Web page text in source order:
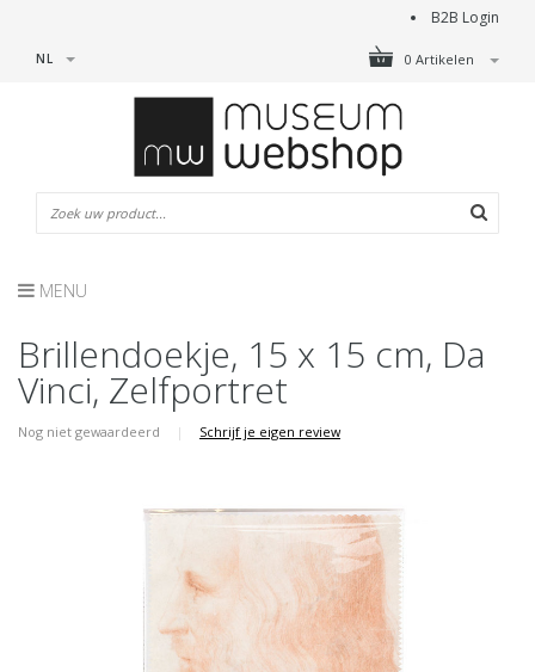
B2B Login
0 Artikelen
NL
MENU
Brillendoekje, 15 x 15 cm, Da
Vinci, Zelfportret
Nog niet gewaardeerd | Schrijf je eigen review